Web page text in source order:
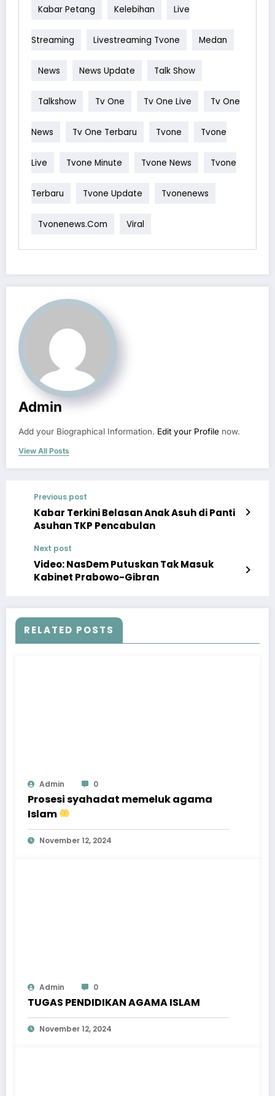
Kabar Petang Kelebihan Live
Streaming Livestreaming Tvone Medan
News News Update Talk Show
Talkshow Tv One Tv One Live Tv One
News Tv One Terbaru Tvone Tvone
Live Tvone Minute Tvone News Tvone
Terbaru Tvone Update Tvonenews
Tvonenews.com Viral
Admin
Add your Biographical Information. Edit your Profile now.
View All Posts
Previous post
Kabar Terkini Belasan Anak Asuh di Panti
Asuhan TKP Pencabulan
Next post
Video: NasDem Putuskan Tak Masuk
Kabinet Prabowo-Gibran
RELATED POSTS
Admin 0
Prosesi syahadat memeluk agama
Islam
November 12, 2024
Admin 0
TUGAS PENDIDIKAN AGAMA ISLAM
November 12, 2024